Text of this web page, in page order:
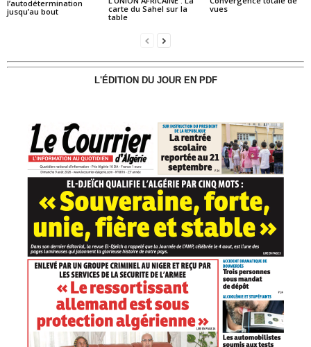
l’autodétermination
jusqu’au bout
carte du Sahel sur la
table
vues
L'ÉDITION DU JOUR EN PDF